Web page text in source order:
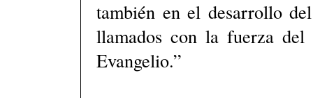
también en el desarrollo
llamados con la fuerza
Evangelio.”